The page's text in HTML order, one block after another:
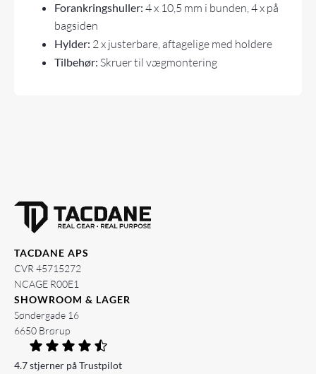
Forankringshuller: 4 x 10,5 mm i bunden, 4 x på
bagsiden
Hylder: 2 x justerbare, aftagelige med holdere
Tilbehør: Skruer til vægmontering
TACDANE APS
CVR 45715272
NCAGE R00E1
SHOWROOM & LAGER
Søndergade 16
6650 Brørup
4.7 stjerner på Trustpilot